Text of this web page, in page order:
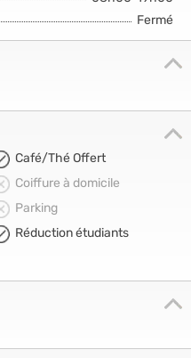
Fermé
Café/Thé Offert
Coiffure à domicile
Parking
Réduction étudiants